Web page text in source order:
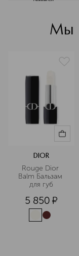
Мы
DIOR
Rouge Dior
Balm Бальзам
для губ
5 850 ¤